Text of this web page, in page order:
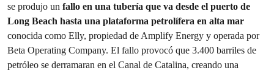
se produjo un fallo en una tubería que va desde el puerto de
Long Beach hasta una plataforma petrolífera en alta mar
conocida como Elly, propiedad de Amplify Energy y operada por
Beta Operating Company. El fallo provocó que 3.400 barriles de
petróleo se derramaran en el Canal de Catalina, creando una